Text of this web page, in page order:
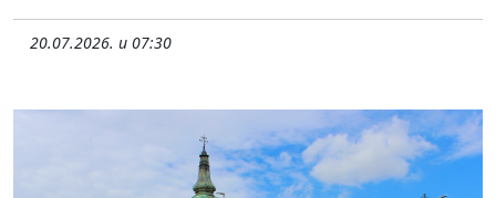
20.07.2026. u 07:30